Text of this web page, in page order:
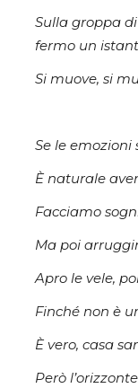
Sulla groppa
fermo un
Si muove, si
Se le emozioni
È naturale
Facciamo
Ma poi
Apro le vele,
Finché non è
È vero, casa
Però